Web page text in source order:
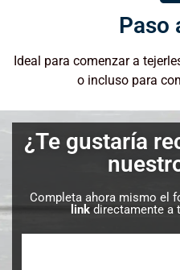
Paso
Ideal para comenzar a
o incluso para
¿Te gustaría
Completa ahora mismo el
link directamente a